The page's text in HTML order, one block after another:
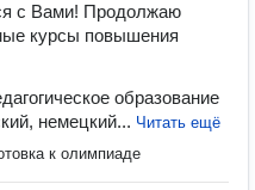
с Вами! Продолжаю
курсы повышения
образование
немецкий... Читать ещё
к олимпиаде